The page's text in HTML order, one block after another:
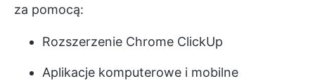
za pomocą:
Rozszerzenie Chrome ClickUp
Aplikacje komputerowe i mobilne